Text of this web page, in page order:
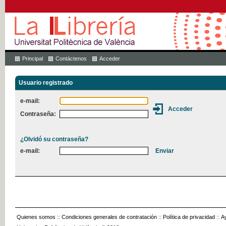
Principal Contáctenos Acceder
Usuario registrado
e-mail:
Contraseña:
¿Olvidó su contraseña?
e-mail:
Quienes somos :: Condiciones generales de contratación :: Política de privacidad ::